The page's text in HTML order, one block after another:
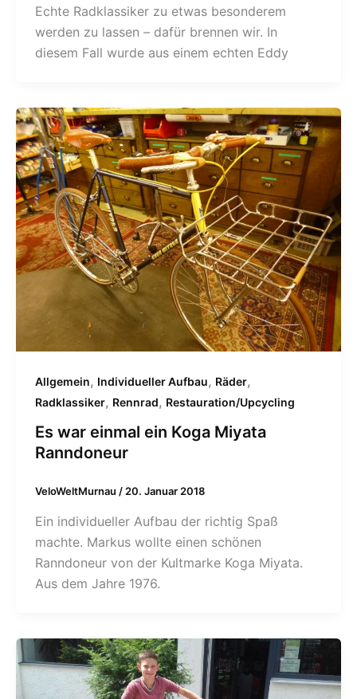
Echte Radklassiker zu etwas besonderem
werden zu lassen – dafür brennen wir. In
diesem Fall wurde aus einem echten Eddy
Allgemein, Individueller Aufbau, Räder,
Radklassiker, Rennrad, Restauration/Upcycling
Es war einmal ein Koga Miyata
Ranndoneur
VeloWeltMurnau /20. Januar 2018
Ein individueller Aufbau der richtig Spaß
machte. Markus wollte einen schönen
Ranndoneur von der Kultmarke Koga Miyata.
Aus dem Jahre 1976.